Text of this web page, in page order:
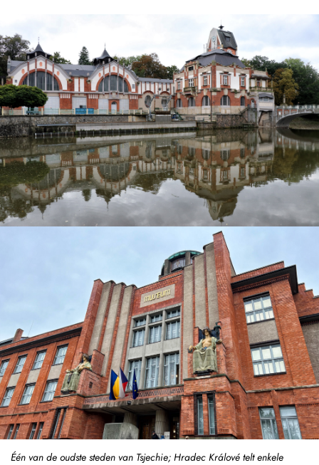
Één van de oudste steden van Tsjechie; Hradec Králové telt enkele